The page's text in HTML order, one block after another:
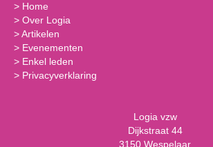
> Home
> Over Logia
>Artikelen
> Evenementen
> Enkel leden
> Privacyverklaring
Logia vzw
Dijkstraat 44
3150 Wespelaar